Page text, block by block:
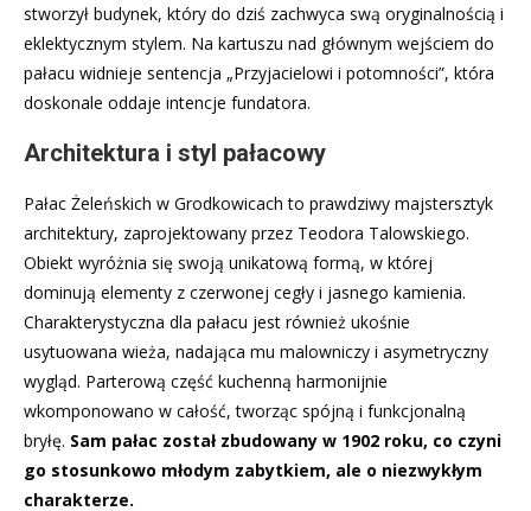
stworzył budynek, który do dziś zachwyca swą oryginalnością i
eklektycznym stylem. Na kartuszu nad głównym wejściem do
pałacu widnieje sentencja „Przyjacielowi i potomności”, która
doskonale oddaje intencje fundatora.
Architektura i styl pałacowy
Pałac Żeleńskich w Grodkowicach to prawdziwy majstersztyk
architektury, zaprojektowany przez Teodora Talowskiego.
Obiekt wyróżnia się swoją unikatową formą, w której
dominują elementy z czerwonej cegły i jasnego kamienia.
Charakterystyczna dla pałacu jest również ukośnie
usytuowana wieża, nadająca mu malowniczy i asymetryczny
wygląd. Parterową część kuchenną harmonijnie
wkomponowano w całość, tworząc spójną i funkcjonalną
bryłę. Sam pałac został zbudowany w 1902 roku, co czyni
go stosunkowo młodym zabytkiem, ale o niezwykłym
charakterze.